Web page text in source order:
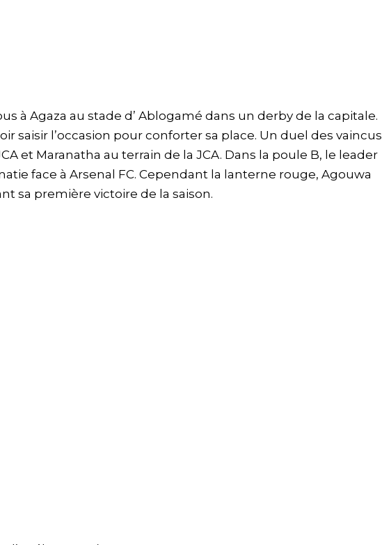
à Agaza au stade d’ Ablogamé dans un derby de la capitale.
saisir l’occasion pour conforter sa place. Un duel des vaincus
et Maranatha au terrain de la JCA. Dans la poule B, le leader
face à Arsenal FC. Cependant la lanterne rouge, Agouwa
sa première victoire de la saison.